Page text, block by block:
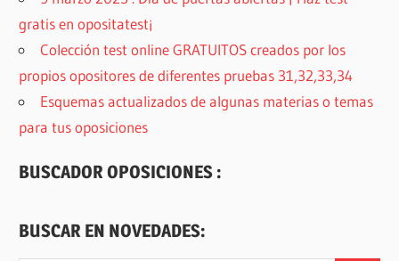
gratis en opositatest¡
Colección test online GRATUITOS creados por los
propios opositores de diferentes pruebas 31,32,33,34
Esquemas actualizados de algunas materias o temas
para tus oposiciones
BUSCADOR OPOSICIONES :
BUSCAR EN NOVEDADES: